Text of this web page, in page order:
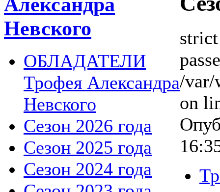
Невского
ОБЛАДАТЕЛИ
Трофея Александра
Невского
Сезон 2026 года
Сезон 2025 года
Сезон 2024 года
/var/
on